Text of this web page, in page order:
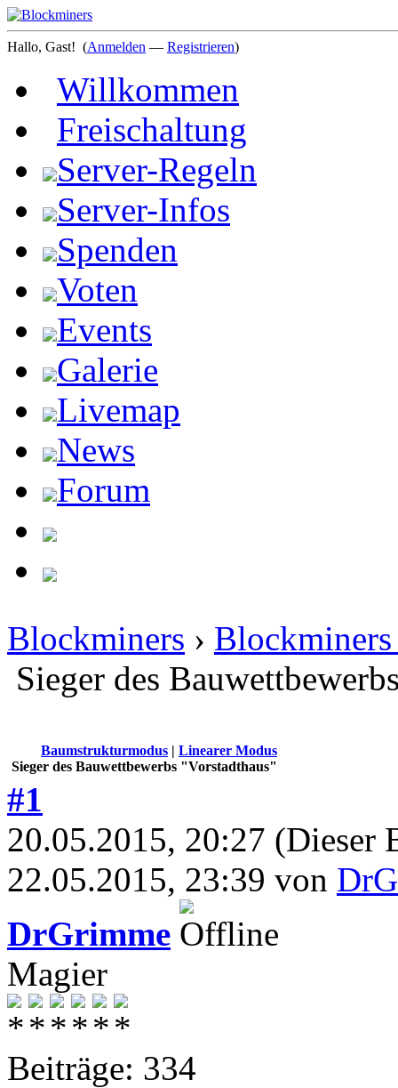
Hallo, Gast! (Anmelden — Registrieren)
Willkommen
Freischaltung
Server-Regeln
Server-Infos
Spenden
Voten
Events
Galerie
Livemap
News
Forum
Blockminers ›
Sieger des
Baumstrukturmodus | Linearer Modus
Sieger des Bauwettbewerbs "Vorstadthaus"
#1
20.05.2015, 20:27 (Dieser
22.05.2015, 23:39 von
DrGrimme
Magier
Beiträge: 334